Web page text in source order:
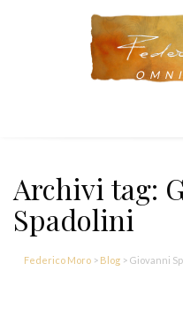
Archivi tag:
Spadolini
Federico Moro > Blog > Giovanni